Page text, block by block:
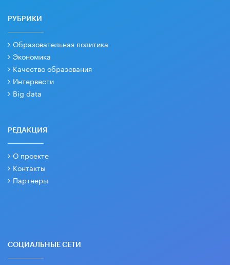
РУБРИКИ
Образовательная политика
Экономика
Качество образования
Интервести
Big data
РЕДАКЦИЯ
О проекте
Контакты
Партнеры
СОЦИАЛЬНЫЕ СЕТИ